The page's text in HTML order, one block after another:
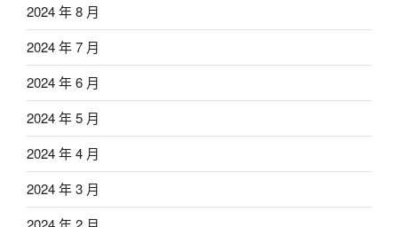
2024 年 8 月
2024 年 7 月
2024 年 6 月
2024 年 5 月
2024 年 4 月
2024 年 3 月